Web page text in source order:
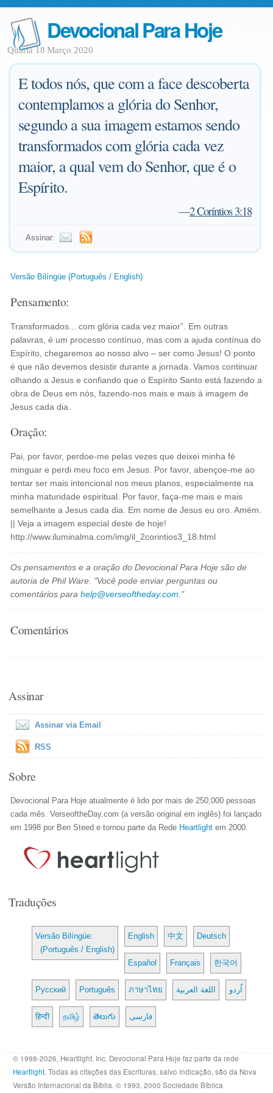
Devocional Para Hoje
Quarta 18 Março 2020
E todos nós, que com a face descoberta
contemplamos a glória do Senhor,
segundo a sua imagem estamos sendo
transformados com glória cada vez
maior, a qual vem do Senhor, que é o
Espírito.
—2 Coríntios 3:18
Assinar:
Versão Bilíngüe (Português / English)
Pensamento:
Transformados... com glória cada vez maior”. Em outras
palavras, é um processo contínuo, mas com a ajuda contínua do
Espírito, chegaremos ao nosso alvo – ser como Jesus! O ponto
é que não devemos desistir durante a jornada. Vamos continuar
olhando a Jesus e confiando que o Espírito Santo está fazendo a
obra de Deus em nós, fazendo-nos mais e mais à imagem de
Jesus cada dia.
Oração:
Pai, por favor, perdoe-me pelas vezes que deixei minha fé
minguar e perdi meu foco em Jesus. Por favor, abençoe-me ao
tentar ser mais intencional nos meus planos, especialmente na
minha maturidade espiritual. Por favor, faça-me mais e mais
semelhante a Jesus cada dia. Em nome de Jesus eu oro. Amém.
|| Veja a imagem especial deste de hoje!
http://www.iluminalma.com/img/il_2corintios3_18.html
Os pensamentos e a oração do Devocional Para Hoje são de
autoria de Phil Ware. "Você pode enviar perguntas ou
comentários parahelp@verseoftheday.com ."
Comentários
Assinar
Assinar via Email
RSS
Sobre
Devocional Para Hoje atualmente é lido por mais de 250,000 pessoas
cada mês. VerseoftheDay.com (a versão original em inglês) foi lançado
em 1998 por Ben Steed e tornou parte da Rede Heartlight em 2000.
Traduções
Versão Bilíngüe:
(Português / English)
English 中文 Deutsch
Español Français 한국어
Русский Português ภาษาไทย اللغة العربية اُردو
हिन्दी தமிழ் తెలుగు فارسی
© 1998-2026, Heartlight, Inc. Devocional Para Hoje faz parte da rede
Heartlight. Todas as citações das Escrituras, salvo indicação, são da Nova
Versão Internacional da Bíblia. © 1993, 2000 Sociedade Bíblica